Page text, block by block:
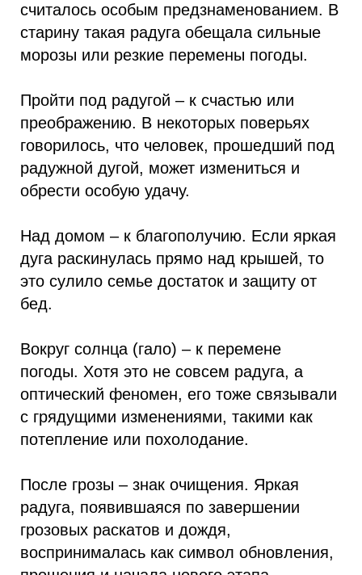
считалось особым предзнаменованием. В
старину такая радуга обещала сильные
морозы или резкие перемены погоды.
Пройти под радугой – к счастью или
преображению. В некоторых поверьях
говорилось, что человек, прошедший под
радужной дугой, может измениться и
обрести особую удачу.
Над домом – к благополучию. Если яркая
дуга раскинулась прямо над крышей, то
это сулило семье достаток и защиту от
бед.
Вокруг солнца (гало) – к перемене
погоды. Хотя это не совсем радуга, а
оптический феномен, его тоже связывали
с грядущими изменениями, такими как
потепление или похолодание.
После грозы – знак очищения. Яркая
радуга, появившаяся по завершении
грозовых раскатов и дождя,
воспринималась как символ обновления,